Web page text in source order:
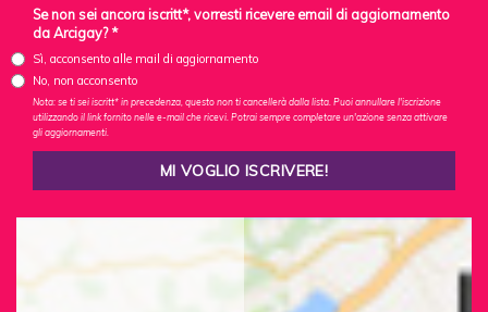
Se non sei ancora iscritt*, vorresti ricevere email di aggiornamento
da Arcigay? *
Sì, acconsento alle mail di aggiornamento
No, non acconsento
Nota: se ti sei iscritt* in precedenza, questo non ti cancellerà dalla lista. Puoi annullare l'iscrizione
utilizzando il link fornito nelle e-mail che ricevi. Potrai sempre completare un'azione senza attivare
gli aggiornamenti.